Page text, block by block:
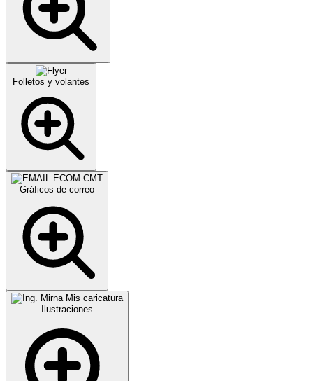
Folletos y volantes
Gráficos de correo
Ilustraciones